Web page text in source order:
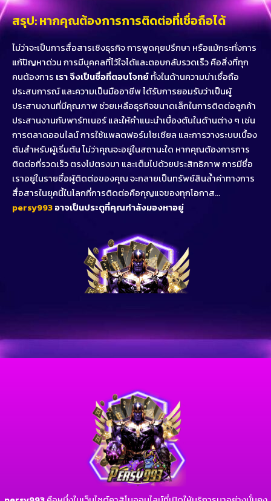
สรุป: หากคุณต้องการการติดต่อที่เชื่อถือได้
ไม่ว่าจะเป็นการสื่อสารเชิงธุรกิจ การพูดคุยปรึกษา หรือแม้กระทั่งการ
แก้ปัญหาด่วน การมีบุคคลที่ไว้ใจได้และตอบกลับรวดเร็ว คือสิ่งที่ทุก
คนต้องการ เรา จึงเป็นชื่อที่ตอบโจทย์ทั้งในด้านความน่าเชื่อถือ
ประสบการณ์ และความเป็นมืออาชีพ ได้รับการยอมรับว่าเป็นผู้
ประสานงานที่มีคุณภาพ ช่วยเหลือธุรกิจขนาดเล็กในการติดต่อลูกค้า
ประสานงานกับพาร์ทเนอร์ และให้คำแนะนำเบื้องต้นในด้านต่าง ๆ เช่น
การตลาดออนไลน์ การใช้แพลตฟอร์มโซเชียล และการวางระบบเบื้อง
ต้นสำหรับผู้เริ่มต้น ไม่ว่าคุณจะอยู่ในสถานะใด หากคุณต้องการการ
ติดต่อที่รวดเร็ว ตรงไปตรงมา และเต็มไปด้วยประสิทธิภาพ การมีชื่อ
เราอยู่ในรายชื่อผู้ติดต่อของคุณ จะกลายเป็นทรัพย์สินล้ำค่าทางการ
สื่อสารในยุคนี้ในโลกที่การติดต่อคือกุญแจของทุกโอกาส…
persy993อาจเป็นประตูที่คุณกำลังมองหาอยู่